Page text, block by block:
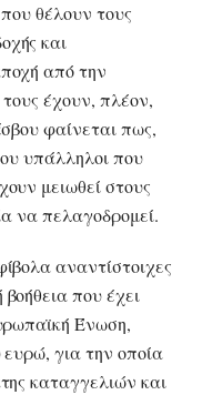
θέλουν τους
και
από την
έχουν, πλέον,
φαίνεται πως,
υπάλληλοι που
μειωθεί στους
να πελαγοδρομεί.
αναντίστοιχες
που έχει
Ένωση,
για την οποία
καταγγελιών και